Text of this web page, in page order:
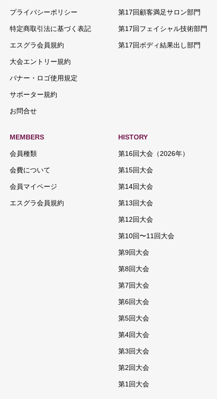
プライバシーポリシー
特定商取引法に基づく表記
エスグラ会員規約
大会エントリー規約
バナー・ロゴ使用規定
サポーター規約
お問合せ
第17回顧客満足サロン部門
第17回フェイシャル技術部門
第17回ボディ結果出し部門
MEMBERS
会員種類
会費について
会員マイページ
エスグラ会員規約
HISTORY
第16回大会（2026年）
第15回大会
第14回大会
第13回大会
第12回大会
第10回〜11回大会
第9回大会
第8回大会
第7回大会
第6回大会
第5回大会
第4回大会
第3回大会
第2回大会
第1回大会